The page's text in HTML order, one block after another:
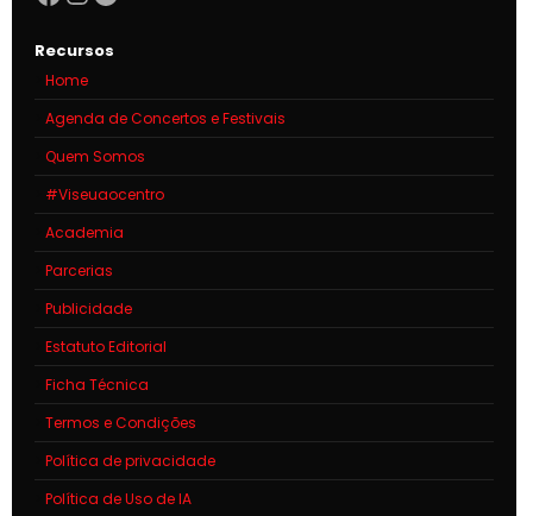
Recursos
Home
Agenda de Concertos e Festivais
Quem Somos
#Viseuaocentro
Academia
Parcerias
Publicidade
Estatuto Editorial
Ficha Técnica
Termos e Condições
Política de privacidade
Política de Uso de IA